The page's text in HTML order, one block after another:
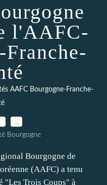
l'AAFC-
AAFC Bourgogne-Franche-
Bourgogne
Bourgogne de
(AAFC) a tenu
"Les Trois Coups" à